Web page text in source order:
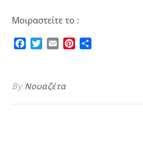
Μοιραστείτε το :
Facebook
TwitterEmailPinterest
By Νουαζέτα